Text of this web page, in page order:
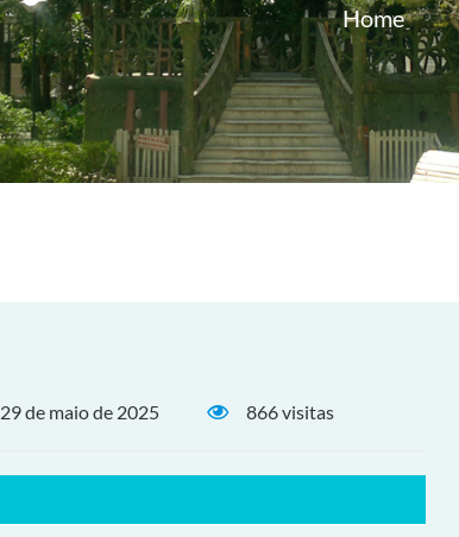
Home
29 de maio de 2025 866 visitas